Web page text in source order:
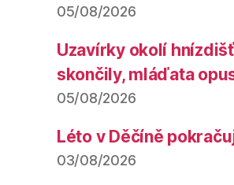
05/08/2026
Uzavírky okolí
skončily, mláďata
05/08/2026
Léto v Děčíně
03/08/2026